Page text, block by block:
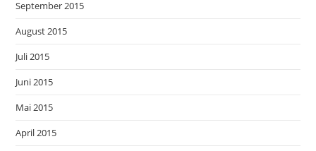
September 2015
August 2015
Juli 2015
Juni 2015
Mai 2015
April 2015